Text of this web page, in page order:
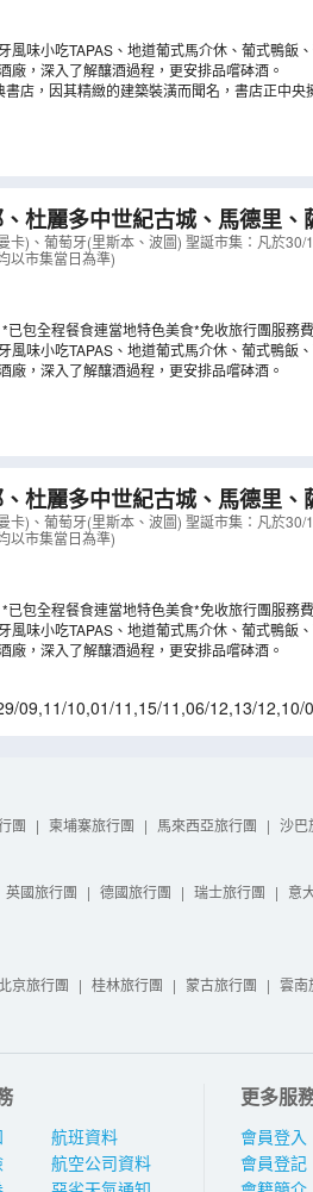
味小吃TAPAS、地道葡式馬介休、葡式鴨飯
，深入了解釀酒過程，更安排品嚐砵酒。
店，因其精緻的建築裝潢而聞名，書店正中央
點。
杜麗多中世紀古城、馬德里、
）
)、葡萄牙(里斯本、波圖) 聖誕市集：凡於30/
以市集當日為準)
包全程餐食連當地特色美食*免收旅行團服務費
味小吃TAPAS、地道葡式馬介休、葡式鴨飯
(包飲品一杯)，大快朵頤!
，深入了解釀酒過程，更安排品嚐砵酒。
杜麗多中世紀古城、馬德里、
）
)、葡萄牙(里斯本、波圖) 聖誕市集：凡於30/
以市集當日為準)
包全程餐食連當地特色美食*免收旅行團服務費
味小吃TAPAS、地道葡式馬介休、葡式鴨飯
(包飲品一杯)，大快朵頤!
，深入了解釀酒過程，更安排品嚐砵酒。
09,11/10,01/11 ,15/11 ,06/12,13/12,10/
團 | 柬埔寨旅行團 | 馬來西亞旅行團 | 沙巴
英國旅行團 | 德國旅行團 | 瑞士旅行團 | 意
京旅行團 | 桂林旅行團 | 蒙古旅行團 | 雲南
航班資料
航空公司資料
更多服
會員登入
會員登記